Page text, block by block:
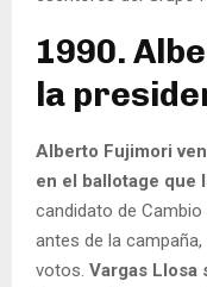
1990.
la
Alberto Fujimori
en el ballotage que
candidato de Cambio
antes de la
votos. Vargas Llosa